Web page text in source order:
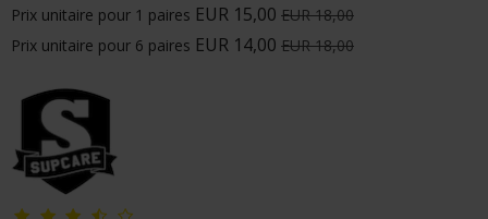
Prix unitaire pour 1 paires EUR 15,00 EUR 18,00
Prix unitaire pour 6 paires EUR 14,00 EUR 18,00